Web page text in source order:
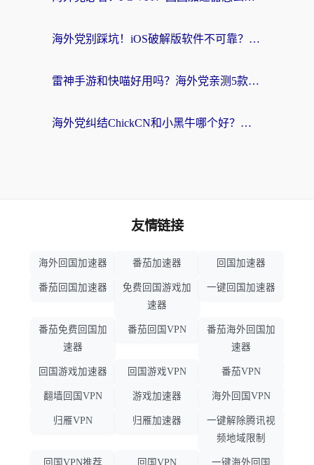
海外党别踩坑！iOS破解版软件不可靠？教你选对回国加速器无缝看国内资源
雷神手游和快喵好用吗？海外党亲测5款回国加速器，附斧牛Bling对比+微信视频号解决办法
海外党纠结ChickCN和小黑牛哪个好？一篇帮你选对回国加速器的实用指南
友情链接
海外回国加速器 番茄加速器 回国加速器
番茄回国加速器
免费回国游戏加
速器
一键回国加速器
番茄免费回国加
速器
番茄回国VPN
番茄海外回国加
速器
回国游戏加速器 回国游戏VPN 番茄VPN
翻墙回国VPN 游戏加速器 海外回国VPN
归雁VPN 归雁加速器
一键解除腾讯视
频地域限制
回国VPN推荐 回国VPN
一键海外回国